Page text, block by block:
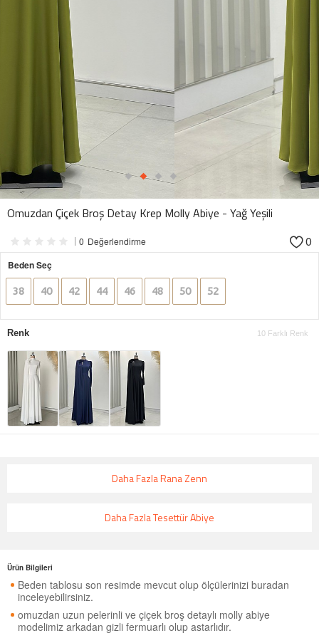
Omuzdan Çiçek Broş Detay Krep Molly Abiye - Yağ Yeşili
0 Değerlendirme 0
Beden Seç
38 40 42 44 46 48 50 52
Renk 10 Farklı Renk
Daha Fazla Rana Zenn
Daha Fazla Tesettür Abiye
Ürün Bilgileri
Beden tablosu son resimde mevcut olup ölçülerinizi buradan
inceleyebilirsiniz.
omuzdan uzun pelerinli ve çiçek broş detaylı molly abiye
modelimiz arkadan gizli fermuarlı olup astarlıdır.